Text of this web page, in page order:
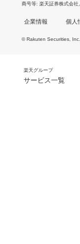
商号等 楽天証券株式会
企業情報 個人
© Rakuten Securities, Inc.
楽天グループ
サービス一覧